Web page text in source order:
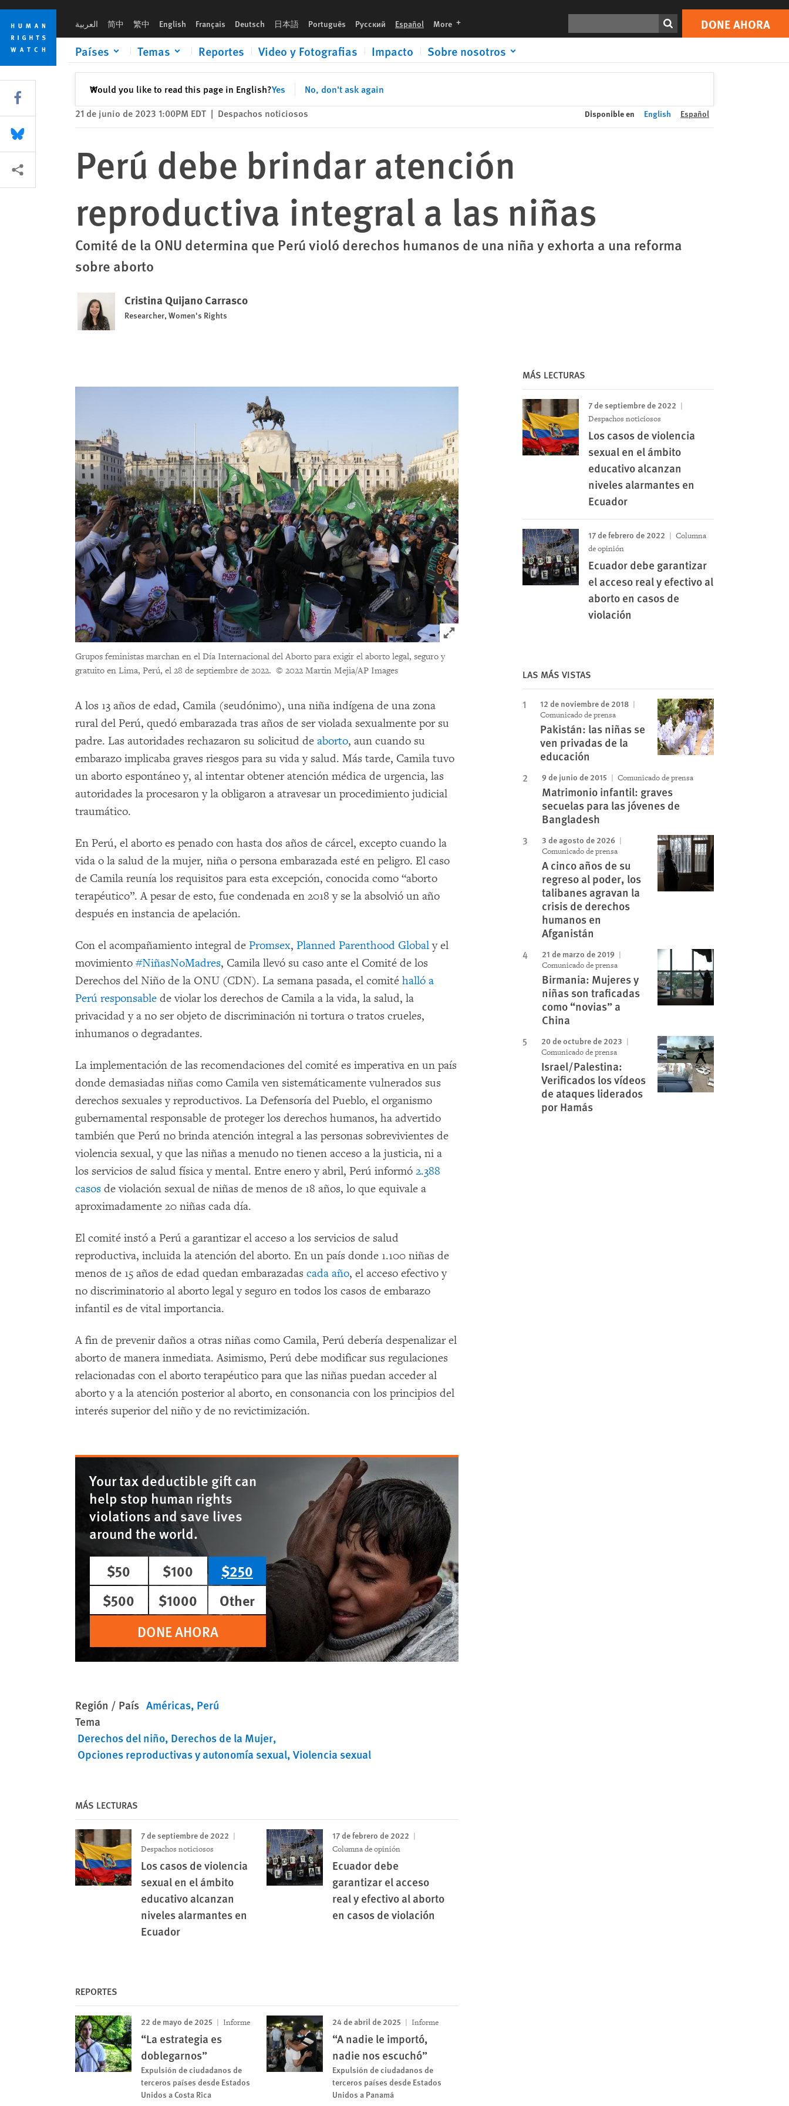
Skip
cookie
privacy
notice
Skip
main
content
العربية 简中 繁中 English Français Deutsch 日本語 Português Русский Español More languages DONE AHORA
Países Temas Reportes Video y Fotografias Impacto Sobre nosotros
Would you like to read this page in English?Yes No, don't ask again
✕Cerrar
Print DONE AHORA
21 de junio de 2023 1:00PM EDT | Despachos noticiosos Disponible en English Español
Perú debe brindar atención
reproductiva integral a las niñas
Comité de la ONU determina que Perú violó derechos humanos de una niña y exhorta a una reforma
sobre aborto
Cristina Quijano Carrasco
Researcher, Women's Rights
Click to expand Image
Grupos feministas marchan en el Día Internacional del Aborto para exigir el aborto legal, seguro y
gratuito en Lima, Perú, el 28 de septiembre de 2022. © 2022 Martin Mejia/AP Images
A los 13 años de edad, Camila (seudónimo), una niña indígena de una zona
rural del Perú, quedó embarazada tras años de ser violada sexualmente por su
padre. Las autoridades rechazaron su solicitud de aborto, aun cuando su
embarazo implicaba graves riesgos para su vida y salud. Más tarde, Camila tuvo
un aborto espontáneo y, al intentar obtener atención médica de urgencia, las
autoridades la procesaron y la obligaron a atravesar un procedimiento judicial
traumático.
En Perú, el aborto es penado con hasta dos años de cárcel, excepto cuando la
vida o la salud de la mujer, niña o persona embarazada esté en peligro. El caso
de Camila reunía los requisitos para esta excepción, conocida como “aborto
terapéutico”. A pesar de esto, fue condenada en 2018 y se la absolvió un año
después en instancia de apelación.
Con el acompañamiento integral de Promsex, Planned Parenthood Globaly el
movimiento #NiñasNoMadres, Camila llevó su caso ante el Comité de los
Derechos del Niño de la ONU (CDN). La semana pasada, el comité halló a
Perú responsable de violar los derechos de Camila a la vida, la salud, la
privacidad y a no ser objeto de discriminación ni tortura o tratos crueles,
inhumanos o degradantes.
La implementación de las recomendaciones del comité es imperativa en un país
donde demasiadas niñas como Camila ven sistemáticamente vulnerados sus
derechos sexuales y reproductivos. La Defensoría del Pueblo, el organismo
gubernamental responsable de proteger los derechos humanos, ha advertido
también que Perú no brinda atención integral a las personas sobrevivientes de
violencia sexual, y que las niñas a menudo no tienen acceso a la justicia, ni a
los servicios de salud física y mental. Entre enero y abril, Perú informó 2.388
casos de violación sexual de niñas de menos de 18 años, lo que equivale a
aproximadamente 20 niñas cada día.
El comité instó a Perú a garantizar el acceso a los servicios de salud
reproductiva, incluida la atención del aborto. En un país donde 1.100 niñas de
menos de 15 años de edad quedan embarazadas cada año, el acceso efectivo y
no discriminatorio al aborto legal y seguro en todos los casos de embarazo
infantil es de vital importancia.
A fin de prevenir daños a otras niñas como Camila, Perú debería despenalizar el
aborto de manera inmediata. Asimismo, Perú debe modificar sus regulaciones
relacionadas con el aborto terapéutico para que las niñas puedan acceder al
aborto y a la atención posterior al aborto, en consonancia con los principios del
interés superior del niño y de no revictimización.
Your tax deductible gift can
help stop human rights
violations and save lives
around the world.
$50
$100
$250
$500
$1000
Other
DONE AHORA
Región / País Américas Perú
Tema
Derechos del niño Derechos de la Mujer
Opciones reproductivas y autonomía sexual Violencia sexual
MÁS LECTURAS
7 de septiembre de 2022
Despachos noticiosos
Los casos de violencia
sexual en el ámbito
educativo alcanzan
niveles alarmantes en
Ecuador
17 de febrero de 2022
Columna de opinión
Ecuador debe
garantizar el acceso
real y efectivo al aborto
en casos de violación
REPORTES
22 de mayo de 2025 Informe
“La estrategia es
doblegarnos”
Expulsión de ciudadanos de
terceros países desde Estados
Unidos a Costa Rica
24 de abril de 2025 Informe
“A nadie le importó,
nadie nos escuchó”
Expulsión de ciudadanos de
terceros países desde Estados
Unidos a Panamá
MÁS LECTURAS
7 de septiembre de 2022
Despachos noticiosos
Los casos de violencia
sexual en el ámbito
educativo alcanzan
niveles alarmantes en
Ecuador
17 de febrero de 2022
Columna
de opinión
Ecuador debe garantizar
el acceso real y efectivo al
aborto en casos de
violación
LAS MÁS VISTAS
12 de noviembre de 2018
Comunicado de prensa
Pakistán: las niñas se
ven privadas de la
educación
9 de junio de 2015 Comunicado de prensa
Matrimonio infantil: graves
secuelas para las jóvenes de
Bangladesh
3 de agosto de 2026
Comunicado de prensa
A cinco años de su
regreso al poder, los
talibanes agravan la
crisis de derechos
humanos en
Afganistán
21 de marzo de 2019
Comunicado de prensa
Birmania: Mujeres y
niñas son traficadas
como “novias” a
China
20 de octubre de 2023
Comunicado de prensa
Israel/Palestina:
Verificados los vídeos
de ataques liderados
por Hamás
Share this via Facebook
Share this via Bluesky
Share this via Compartir